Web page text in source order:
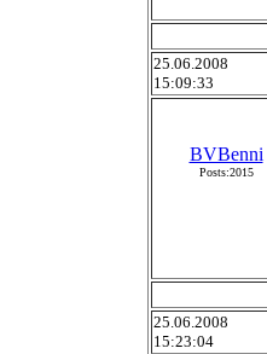
25.06.2008
15:09:33
BVBenni
Posts:2015
25.06.2008
15:23:04